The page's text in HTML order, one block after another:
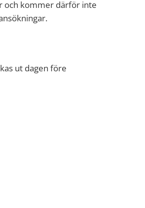
och kommer därför inte
ut dagen före